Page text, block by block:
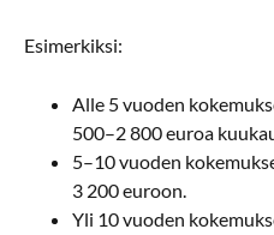
Esimerkiksi:
Alle 5 vuoden
500–2 800 euroa
5–10 vuoden
3 200 euroon.
Yli 10 vuoden